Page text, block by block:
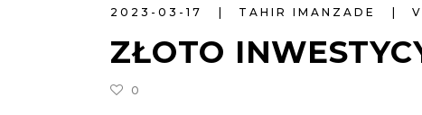
2023-03-17 TAHIR IMANZADE
ZŁOTO
0